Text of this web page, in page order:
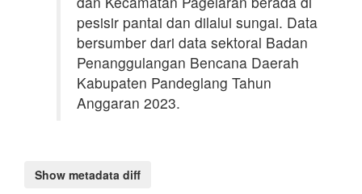
pesisir pantai dan dilalui sungai. Data
bersumber dari data sektoral Badan
Penanggulangan Bencana Daerah
Kabupaten Pandeglang Tahun
Anggaran 2023.